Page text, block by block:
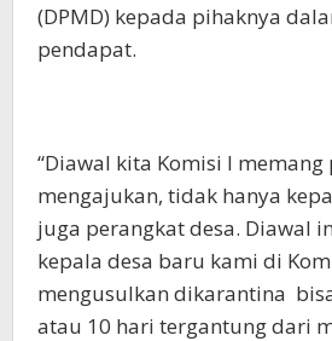
(DPMD) kepada pihaknya
pendapat.
“Diawal kita Komisi I memang
mengajukan, tidak hanya
juga perangkat desa. Diawal
kepala desa baru kami di
mengusulkan dikarantina
atau 10 hari tergantung dari